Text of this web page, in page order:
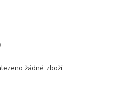
žádné zboží.